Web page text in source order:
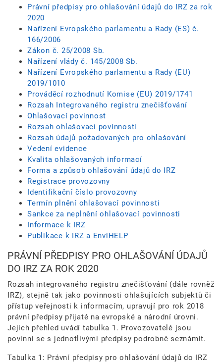
Právní předpisy pro ohlašování údajů do IRZ za rok
2020
Nařízení Evropského parlamentu a Rady (ES) č.
166/2006
Zákon č. 25/2008 Sb.
Nařízení vlády č. 145/2008 Sb.
Nařízení Evropského parlamentu a Rady (EU)
2019/1010
Prováděcí rozhodnutí Komise (EU) 2019/1741
Rozsah Integrovaného registru znečišťování
Ohlašovací povinnost
Rozsah ohlašovací povinnosti
Rozsah údajů požadovaných pro ohlašování
Vedení evidence
Kvalita ohlašovaných informací
Forma a způsob ohlašování údajů do IRZ
Registrace provozovny
Identifikační číslo provozovny
Termín plnění ohlašovací povinnosti
Sankce za neplnění ohlašovací povinnosti
Informace k IRZ
Publikace k IRZ a EnviHELP
PRÁVNÍ PŘEDPISY PRO OHLAŠOVÁNÍ ÚDAJŮ
DO IRZ ZA ROK 2020
Rozsah integrovaného registru znečišťování (dále rovněž
IRZ), stejně tak jako povinnosti ohlašujících subjektů či
přístup veřejnosti k informacím, upravují pro rok 2018
právní předpisy přijaté na evropské a národní úrovni.
Jejich přehled uvádí tabulka 1. Provozovatelé jsou
povinni se s jednotlivými předpisy podrobně seznámit.
Tabulka 1: Právní předpisy pro ohlašování údajů do IRZ